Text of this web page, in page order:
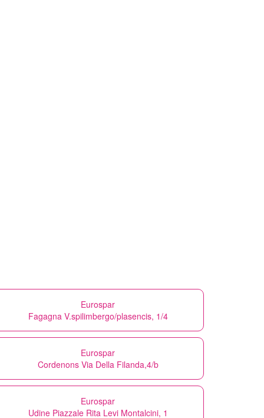
Eurospar
Fagagna V.spilimbergo/plasencis, 1/4
Eurospar
Cordenons Via Della Filanda,4/b
Eurospar
Udine Piazzale Rita Levi Montalcini, 1